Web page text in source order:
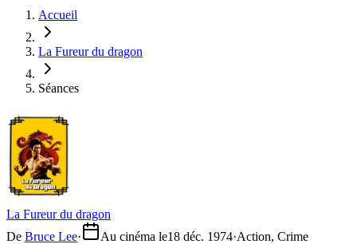
Accueil
La Fureur du dragon
Séances
La Fureur du dragon
De Bruce Lee· Au cinéma le18 déc. 1974·Action, Crime